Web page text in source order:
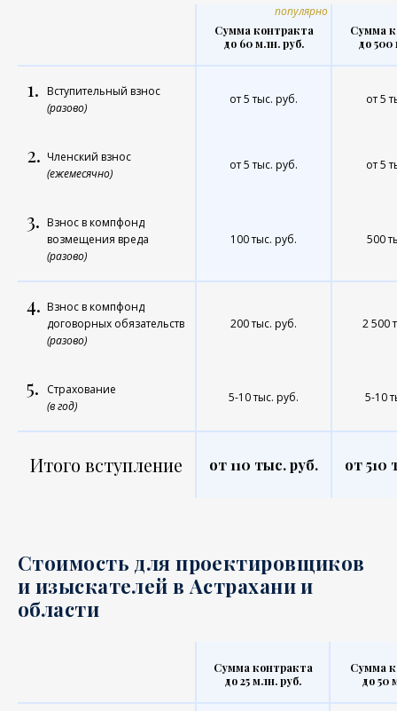
Сумма контракта
до 60 млн. руб.
популярно
Сумма
до
1. Вступительный взнос
(разово)
от 5 тыс. руб. от 5
2. Членский взнос
(ежемесячно)
от 5 тыс. руб. от 5
3. Взнос в компфонд
возмещения вреда
(разово)
100 тыс. руб. 500
4. Взнос в компфонд
договорных обязательств
(разово)
200 тыс. руб. 2 500
5.
Страхование
(в год)
5-10 тыс. руб. 5-10
Итого вступление от 110 тыс. руб. от 510
Стоимость для проектировщиков
и изыскателей в Астрахани и
области
Сумма контракта
до 25 млн. руб.
Сумма
до 50